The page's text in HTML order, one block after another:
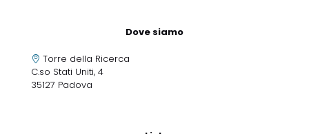
Dove siamo
Torre della Ricerca
C.so Stati Uniti, 4
35127 Padova